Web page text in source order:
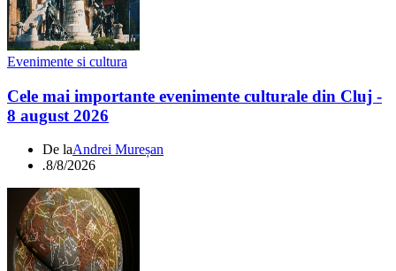
Evenimente si cultura
Cele mai importante evenimente culturale din Cluj -
8 august 2026
De laAndrei Mureșan
.8/8/2026